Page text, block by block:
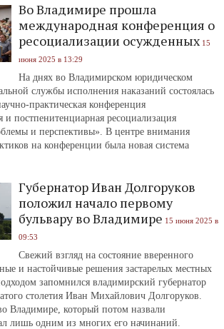
Во Владимире прошла
международная конференция о
ресоциализации осужденных 15
июня 2025 в 13:29
На днях во Владимирском юридическом
службы исполнения наказаний состоялась
практическая конференция
и постпенитенциарная ресоциализация
и перспективы». В центре внимания
на конференции была новая система
Губернатор Иван Долгоруков
положил начало первому
бульвару во Владимире 15 июня 2025 в
09:53
Свежий взгляд на состояние вверенного
и настойчивые решения застарелых местных
запомнился владимирский губернатор
столетия Иван Михайлович Долгоруков.
Владимире, который потом назвали
лишь одним из многих его начинаний.